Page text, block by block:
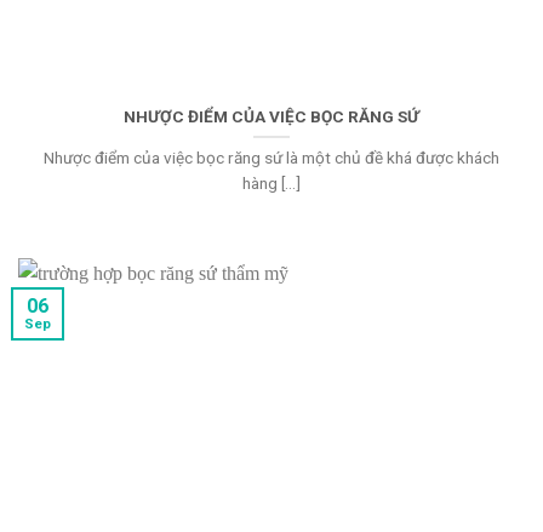
NHƯỢC ĐIỂM CỦA VIỆC BỌC RĂNG SỨ
Nhược điểm của việc bọc răng sứ là một chủ đề khá được khách
hàng [...]
06
Sep